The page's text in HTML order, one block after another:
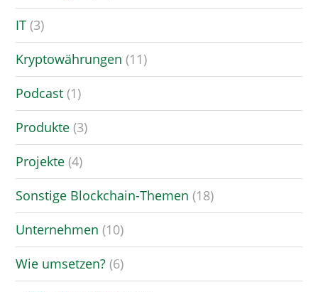
IT (3)
Kryptowährungen (11)
Podcast (1)
Produkte (3)
Projekte (4)
Sonstige Blockchain-Themen (18)
Unternehmen (10)
Wie umsetzen? (6)